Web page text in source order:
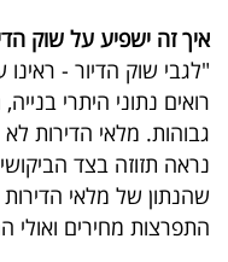
איך זה ישפיע על שוק
"לגבי שוק הדיור -
רואים נתוני היתרי
גבוהות. מלאי הדירות
נראה תזוזה בצד
שהנתון של מלאי
התפרצות מחירים